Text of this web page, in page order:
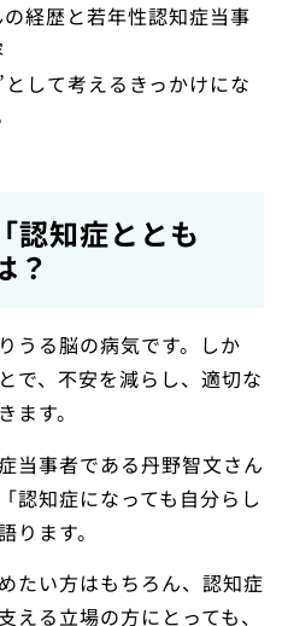
経歴と若年性認知症当事
して考えるきっかけにな
認知症ととも
？
うる脳の病気です。しか
で、不安を減らし、適切な
す。
当事者である丹野智文さん
認知症になっても自分らし
ります。
たい方はもちろん、認知症
える立場の方にとっても、